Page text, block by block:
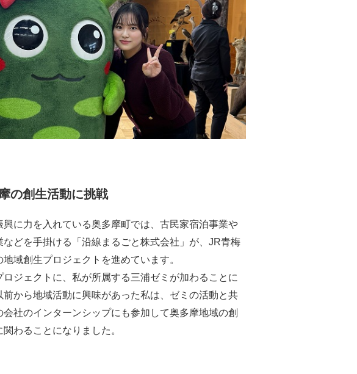
の創生活動に挑戦
に力を入れている奥多摩町では、古民家宿泊事業や
などを手掛ける「沿線まるごと株式会社」が、JR青梅
地域創生プロジェクトを進めています。
ジェクトに、私が所属する三浦ゼミが加わることに
前から地域活動に興味があった私は、ゼミの活動と共
会社のインターンシップにも参加して奥多摩地域の創
関わることになりました。